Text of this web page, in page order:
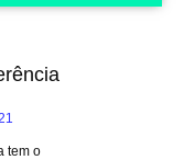
tem o